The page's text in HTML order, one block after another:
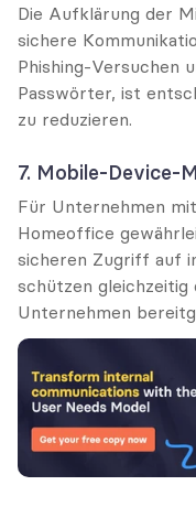
Die Aufklärung der
sichere
Phishing-Versuchen
Passwörter, ist
zu reduzieren.
7. Mobile-Device-
Für Unternehmen
Homeoffice
sicheren Zugriff auf
schützen
Unternehmen